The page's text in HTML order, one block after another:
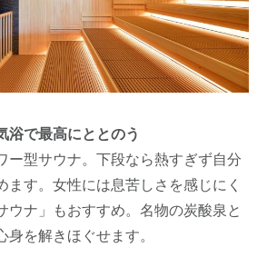
浴で最高にととのう
ー型サウナ。下段なら熱すぎず自分
ます。女性には息苦しさを感じにく
ウナ」もおすすめ。名物の炭酸泉と
身を解きほぐせます。